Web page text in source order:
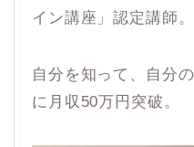
イン講座」認定講師。
自分を知って、自分
に月収50万円突破。